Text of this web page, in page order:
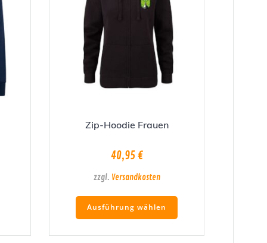
Zip-Hoodie Frauen
40,95€
zzgl. Versandkosten
Ausführung wählen
Dieses